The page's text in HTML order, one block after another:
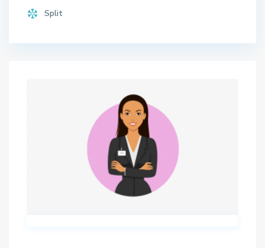
Split